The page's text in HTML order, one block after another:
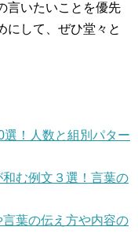
言いたいことを優先
にして、ぜひ堂々と
！人数と組別パター
む例文３選！言葉の
葉の伝え方や内容の